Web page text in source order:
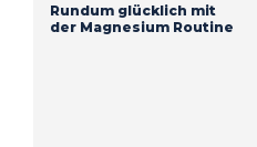
Rundum glücklich mit
der Magnesium Routine